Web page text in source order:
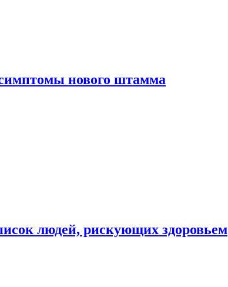
нового штамма
людей, рискующих здоровьем